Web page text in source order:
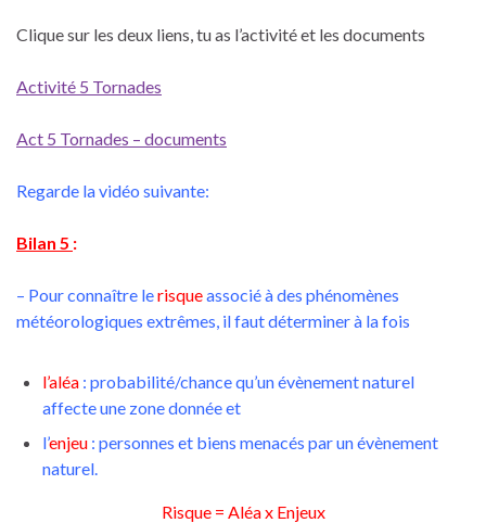
Clique sur les deux liens, tu as l’activité et les documents
Activité 5 Tornades
Act 5 Tornades – documents
Regarde la vidéo suivante:
Bilan 5 :
– Pour connaître lerisqueassocié à des phénomènes
météorologiques extrêmes, il faut déterminer à la fois
l’aléa : probabilité/chance qu’un évènement naturel
affecte une zone donnée et
l’enjeu : personnes et biens menacés par un évènement
naturel.
Risque = Aléa x Enjeux